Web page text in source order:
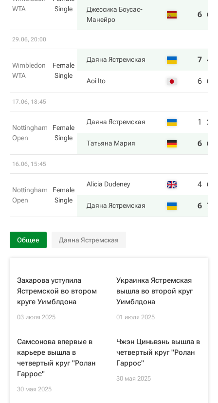
WTA
Single
Джессика Боусас-
Манейро
6 6
29.06, 20:00
Wimbledon
WTA
Female
Single
Даяна Ястремская 7 4
Aoi Ito 6 6
17.06, 18:45
Nottingham
Open
Female
Single
Даяна Ястремская 1 2
Татьяна Мария 6 6
16.06, 15:45
Nottingham
Open
Female
Single
Alicia Dudeney 4 6
Даяна Ястремская 6 7
Общее Даяна Ястремская
Захарова уступила
Ястремской во втором
круге Уимблдона
03 июля 2025
Украинка Ястремская
вышла во второй круг
Уимблдона
01 июля 2025
Самсонова впервые в
карьере вышла в
четвертый круг "Ролан
Гаррос"
30 мая 2025
Чжэн Циньвэнь вышла в
четвертый круг "Ролан
Гаррос"
30 мая 2025